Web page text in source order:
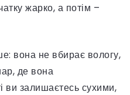
жарко, а потім –
вона не вбирає вологу,
де вона
ви залишаєтесь сухими,